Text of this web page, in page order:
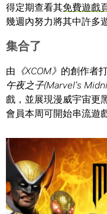
得定期查看其免費遊戲
幾週內努力將其中許多
集合了
由 《XCOM》 的創作者
午夜之子(Marvel’s
戲，並展現漫威宇宙更
會員本周可開始串流遊戲